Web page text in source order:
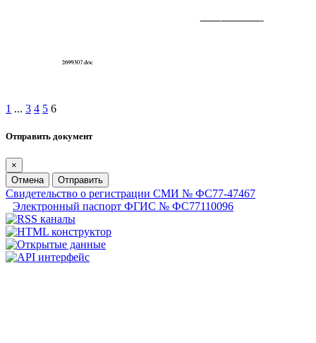
1 ... 3 4 5 6
Отправить документ
×
Отмена
Отправить
Свидетельство о регистрации СМИ № ФС77-47467
Электронный паспорт ФГИС № ФС77110096